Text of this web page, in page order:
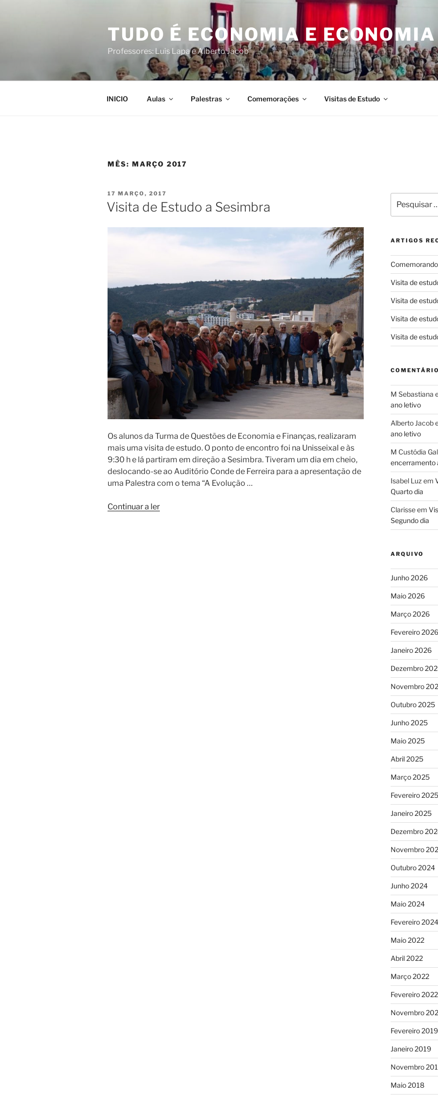
TUDO É ECONOMIA E
Professores: Luis Lapa e Alberto Jacob
INICIO Aulas Palestras Comemorações Visitas de Estudo
MÊS: MARÇO 2017
PUBLICADO
EM
17 MARÇO, 2017
Visita de Estudo a Sesimbra
Os alunos da Turma de Questões de Economia e Finanças, realizaram
mais uma visita de estudo. O ponto de encontro foi na Unisseixal e às
9:30 h e lá partiram em direção a Sesimbra. Tiveram um dia em cheio,
deslocando-se ao Auditório Conde de Ferreira para a apresentação de
uma Palestra com o tema “A Evolução …
Continuar a ler“Visita
por:
ARTIGOS
Visita de
Visita de
Visita de
Visita de
M Sebastiana
ano letivo
Alberto Jacob
ano letivo
M Custódia
encerramento
Isabel Luz em
Quarto dia
Clarisseem
Segundo dia
ARQUIVO
Junho 2026
Maio 2026
Março 2026
Fevereiro 2026
Janeiro 2026
Dezembro
Novembro
Outubro 2025
Junho 2025
Maio 2025
Abril 2025
Março 2025
Fevereiro 2025
Janeiro 2025
Dezembro
Novembro
Outubro 2024
Junho 2024
Maio 2024
Fevereiro 2024
Maio 2022
Abril 2022
Março 2022
Fevereiro 2022
Novembro
Fevereiro 2019
Janeiro 2019
Novembro
Maio 2018